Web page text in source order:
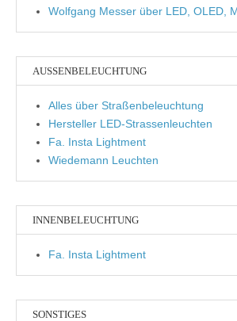
Wolfgang Messer über LED, OLED,
AUSSENBELEUCHTUNG
Alles über Straßenbeleuchtung
Hersteller LED-Strassenleuchten
Fa. Insta Lightment
Wiedemann Leuchten
INNENBELEUCHTUNG
Fa. Insta Lightment
SONSTIGES